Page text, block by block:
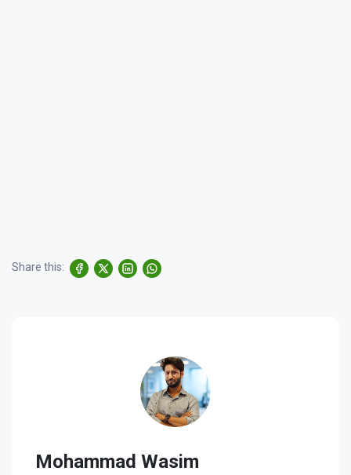
Share this:
Mohammad Wasim